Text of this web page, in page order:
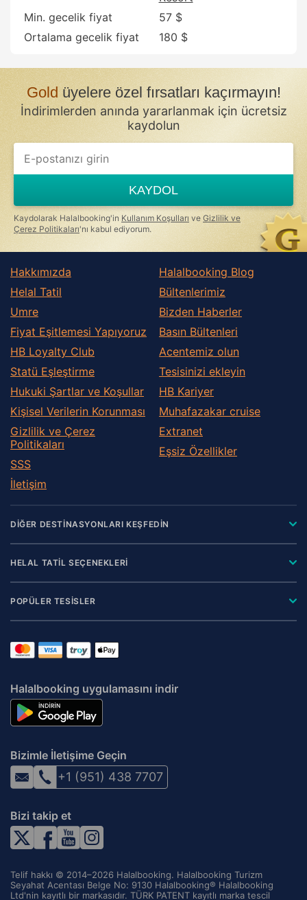
Min. gecelik fiyat
57 $
Ortalama gecelik fiyat
180 $
Goldüyelere özel fırsatları kaçırmayın!
İndirimlerden anında yararlanmak için ücretsiz
kaydolun
KAYDOL
Kaydolarak Halalbooking'in Kullanım Koşulları ve Gizlilik ve
Çerez Politikaları'nı kabul ediyorum.
Hakkımızda
Helal Tatil
Umre
Fiyat Eşitlemesi Yapıyoruz
HB Loyalty Club
Statü Eşleştirme
Hukuki Şartlar ve Koşullar
Kişisel Verilerin Korunması
Gizlilik ve Çerez
Politikaları
SSS
İletişim
Halalbooking Blog
Bültenlerimiz
Bizden Haberler
Basın Bültenleri
Acentemiz olun
Tesisinizi ekleyin
HB Kariyer
Muhafazakar сruise
Extranet
Eşsiz Özellikler
DİĞER DESTİNASYONLARI KEŞFEDİN
HELAL TATİL SEÇENEKLERİ
POPÜLER TESİSLER
Halalbooking uygulamasını indir
Bizimle İletişime Geçin
+1 (951) 438 7707
Bizi takip et
Telif hakkı © 2014–2026 Halalbooking. Halalbooking Turizm
Seyahat Acentası Belge No: 9130 Halalbooking® Halalbooking
Ltd'nin kayıtlı bir markasıdır. TÜRK PATENT kayıtlı marka tescil